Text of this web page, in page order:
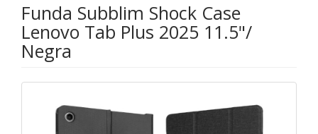
Funda Subblim Shock Case
Lenovo Tab Plus 2025 11.5"/
Negra